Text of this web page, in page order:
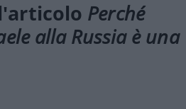
Perché
alla Russia è una